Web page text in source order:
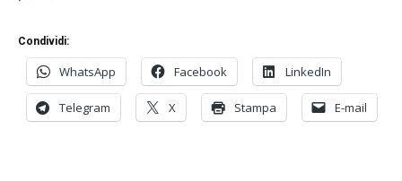
Condividi:
WhatsApp Facebook LinkedIn
Telegram X Stampa E-mail